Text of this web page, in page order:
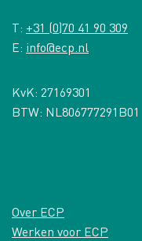
T: +31 (0)70 41 90 309
E: info@ecp.nl
KvK: 27169301
BTW: NL806777291B01
Over ECP
Werken voor ECP